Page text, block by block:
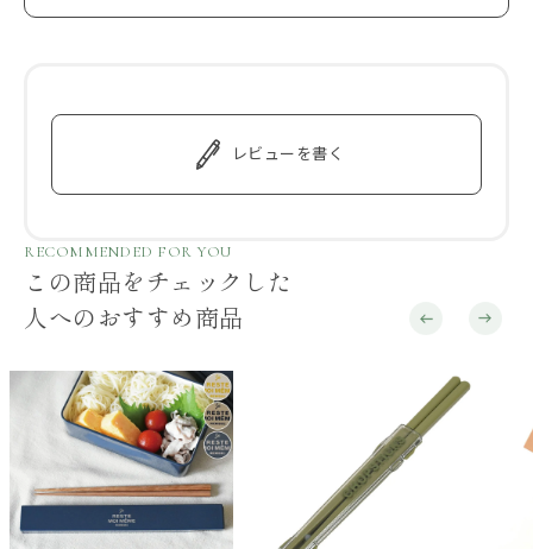
レビューを書く
RECOMMENDED FOR YOU
この商品をチェックした
人へのおすすめ商品